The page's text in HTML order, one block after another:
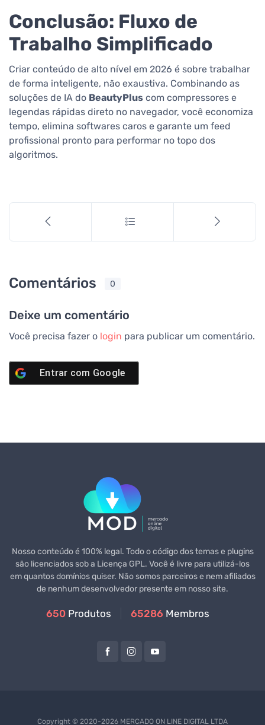
Conclusão: Fluxo de
Trabalho Simplificado
Criar conteúdo de alto nível em 2026 é sobre trabalhar
de forma inteligente, não exaustiva. Combinando as
soluções de IA do BeautyPlus com compressores e
legendas rápidas direto no navegador, você economiza
tempo, elimina softwares caros e garante um feed
profissional pronto para performar no topo dos
algoritmos.
Comentários 0
Deixe um comentário
Você precisa fazer o login para publicar um comentário.
Entrar com Google
Nosso conteúdo é 100% legal. Todo o código dos temas e plugins
são licenciados sob a Licença GPL. Você é livre para utilizá-los
em quantos domínios quiser. Não somos parceiros e nem afiliados
de nenhum desenvolvedor presente em nosso site.
650 Produtos 65286 Membros
Copyright © 2020-2026 MERCADO ON LINE DIGITAL LTDA